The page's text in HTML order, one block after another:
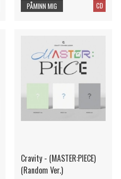
CD
PÅMINN MIG
Cravity - (MASTER:PIECE)
(Random Ver.)